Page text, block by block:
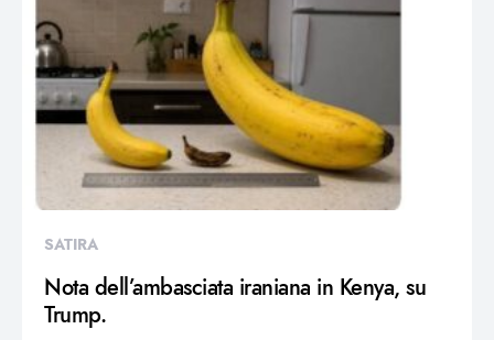
SATIRA
Nota dell’ambasciata iraniana in Kenya, su
Trump.